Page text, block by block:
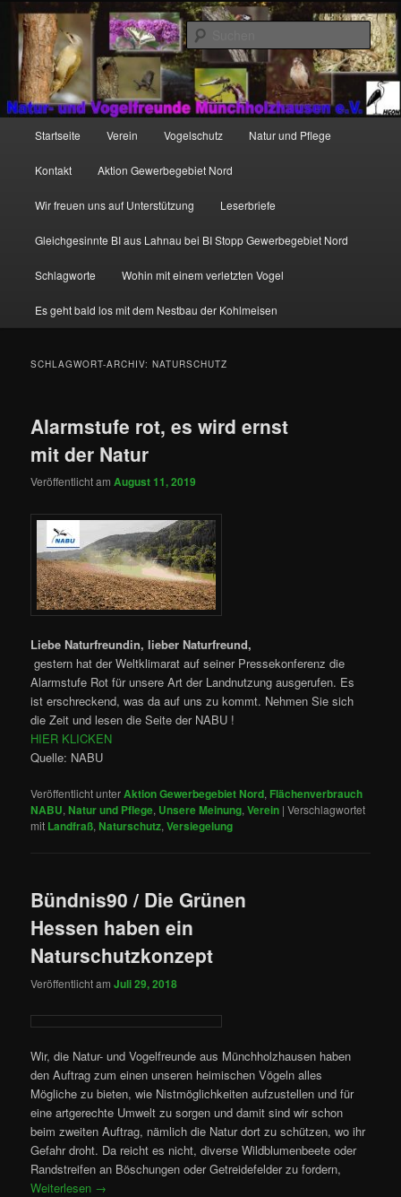
Zum
primären
Inhalt
springen
Zum
sekundären
Inhalt
springen
http://natur-und-vogelfreunde-muenchholzhausen.de/wp-
content/uploads/2017/12/cropped-HGON_logo.jpg
Startseite Verein Vogelschutz Natur und Pflege
Kontakt Aktion Gewerbegebiet Nord
Wir freuen uns auf Unterstützung Leserbriefe
Gleichgesinnte BI aus Lahnau bei BI Stopp Gewerbegebiet Nord
Schlagworte Wohin mit einem verletzten Vogel
Es geht bald los mit dem Nestbau der Kohlmeisen
SCHLAGWORT-ARCHIV:NATURSCHUTZ
Alarmstufe rot, es wird ernst
mit der Natur
Veröffentlicht amAugust 11, 2019
Liebe Naturfreundin, lieber Naturfreund,
gestern hat der Weltklimarat auf seiner Pressekonferenz die
Alarmstufe Rot für unsere Art der Landnutzung ausgerufen. Es
ist erschreckend, was da auf uns zu kommt. Nehmen Sie sich
die Zeit und lesen die Seite der NABU !
HIER KLICKEN
Quelle: NABU
Veröffentlicht unterAktion Gewerbegebiet Nord, Flächenverbrauch
NABU,Natur und Pflege, Unsere Meinung,Verein |Verschlagwortet
mit Landfraß,Naturschutz,Versiegelung
Bündnis90 / Die Grünen
Hessen haben ein
Naturschutzkonzept
Veröffentlicht amJuli 29, 2018
Wir, die Natur- und Vogelfreunde aus Münchholzhausen haben
den Auftrag zum einen unseren heimischen Vögeln alles
Mögliche zu bieten, wie Nistmöglichkeiten aufzustellen und für
eine artgerechte Umwelt zu sorgen und damit sind wir schon
beim zweiten Auftrag, nämlich die Natur dort zu schützen, wo ihr
Gefahr droht. Da reicht es nicht, diverse Wildblumenbeete oder
Randstreifen an Böschungen oder Getreidefelder zu fordern,
Weiterlesen →